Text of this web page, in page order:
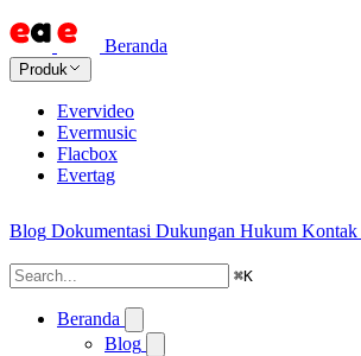
Beranda
Produk
Evervideo
Evermusic
Flacbox
Evertag
Blog Dokumentasi Dukungan Hukum Kontak
⌘K
Beranda
Blog